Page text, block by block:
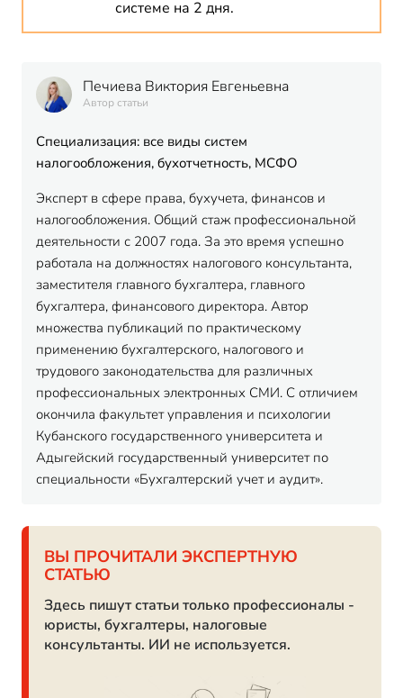
системе на 2 дня.
Печиева Виктория Евгеньевна
Автор статьи
Специализация: все виды систем
налогообложения, бухотчетность, МСФО
Эксперт в сфере права, бухучета, финансов и
налогообложения. Общий стаж профессиональной
деятельности с 2007 года. За это время успешно
работала на должностях налогового консультанта,
заместителя главного бухгалтера, главного
бухгалтера, финансового директора. Автор
множества публикаций по практическому
применению бухгалтерского, налогового и
трудового законодательства для различных
профессиональных электронных СМИ. С отличием
окончила факультет управления и психологии
Кубанского государственного университета и
Адыгейский государственный университет по
специальности «Бухгалтерский учет и аудит».
ВЫ ПРОЧИТАЛИ ЭКСПЕРТНУЮ
СТАТЬЮ
Здесь пишут статьи только профессионалы -
юристы, бухгалтеры, налоговые
консультанты. ИИ не используется.